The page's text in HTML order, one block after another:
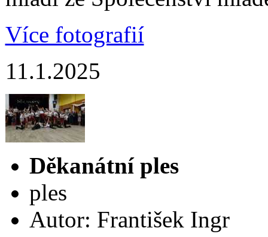
Více fotografií
11.1.2025
Děkanátní ples
ples
Autor: František Ingr